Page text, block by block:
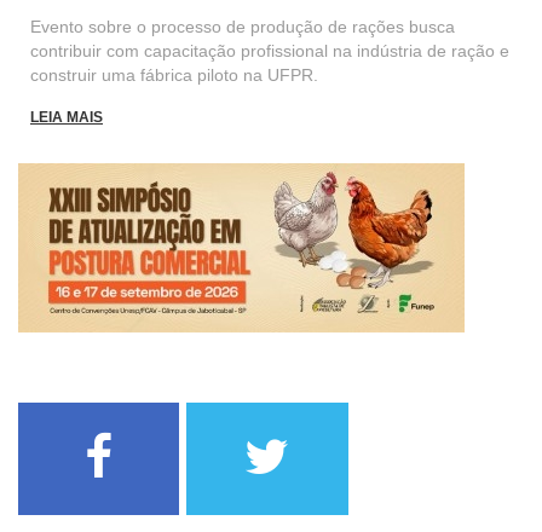
Evento sobre o processo de produção de rações busca
contribuir com capacitação profissional na indústria de ração e
construir uma fábrica piloto na UFPR.
LEIA MAIS